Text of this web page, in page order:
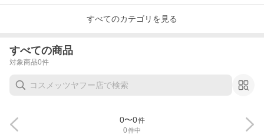
すべてのカテゴリを見る
すべての商品
対象商品0件
0件中
0〜0件